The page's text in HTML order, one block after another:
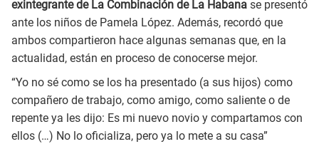
exintegrante de La Combinación de La Habana se presentó
ante los niños de Pamela López. Además, recordó que
ambos compartieron hace algunas semanas que, en la
actualidad, están en proceso de conocerse mejor.
“Yo no sé como se los ha presentado (a sus hijos) como
compañero de trabajo, como amigo, como saliente o de
repente ya les dijo: Es mi nuevo novio y compartamos con
ellos (…) No lo oficializa, pero ya lo mete a su casa”